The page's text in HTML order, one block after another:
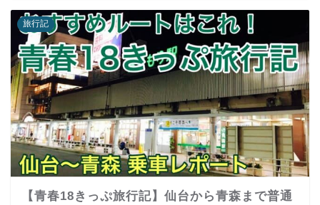
旅行記
【青春18きっぷ旅行記】仙台から青森まで普通